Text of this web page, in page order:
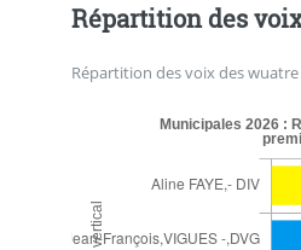
Répartition des
Répartition des voix des
Municipales 2026 :